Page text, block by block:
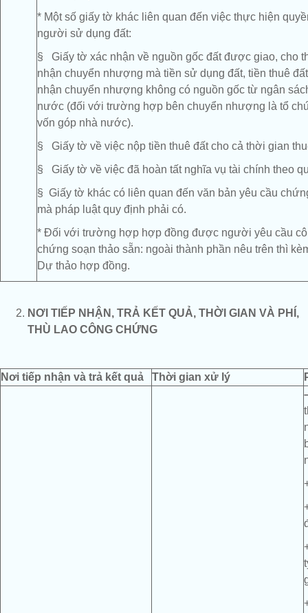
* Một số giấy tờ khác liên quan đến việc thực hiện
người sử dụng đất:
§ Giấy tờ xác nhận về nguồn gốc đất được giao, cho
nhận chuyển nhượng mà tiền sử dụng đất, tiền thuê
nhận chuyển nhượng không có nguồn gốc từ ngân
nước (đối với trường hợp bên chuyển nhượng là tổ
vốn góp nhà nước).
§ Giấy tờ về việc nộp tiền thuê đất cho cả thời gian
§ Giấy tờ về việc đã hoàn tất nghĩa vụ tài chính theo
§ Giấy tờ khác có liên quan đến văn bản yêu cầu
mà pháp luật quy định phải có.
* Đối với trường hợp hợp đồng được người yêu cầu
chứng soạn thảo sẵn: ngoài thành phần nêu trên thì
Dự thảo hợp đồng.
NƠI TIẾP NHẬN, TRẢ KẾT QUẢ, THỜI GIAN VÀ PHÍ,
THÙ LAO CÔNG CHỨNG
Nơi tiếp nhận và trả kết quả Thời gian xử lý